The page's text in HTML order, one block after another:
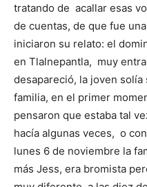
tratando de acallar esas
de cuentas, de que fue
iniciaron su relato: el
en Tlalnepantla, muy
desapareció, la joven
familia, en el primer
pensaron que estaba tal
hacía algunas veces, o
lunes 6 de noviembre la
más Jess, era bromista